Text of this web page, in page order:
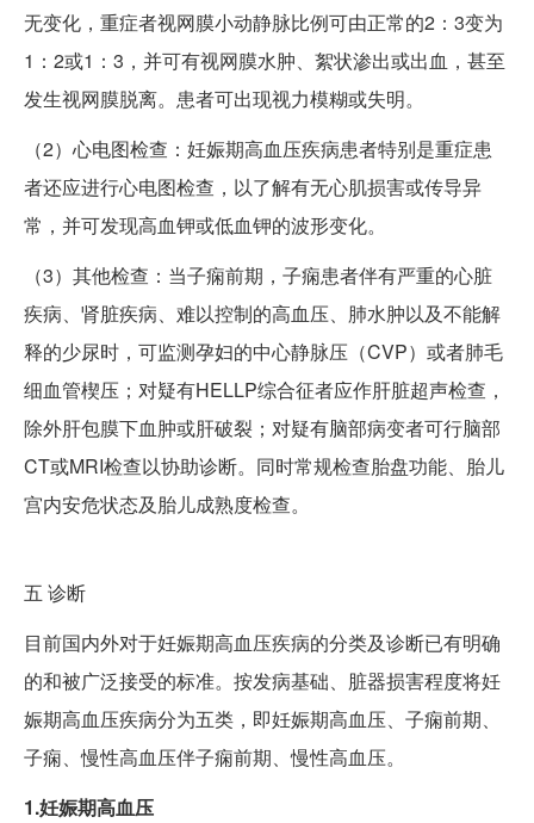
无变化，重症者视网膜小动静脉比例可由正常的2：3变为
1：2或1：3，并可有视网膜水肿、絮状渗出或出血，甚至
发生视网膜脱离。患者可出现视力模糊或失明。
（2）心电图检查：妊娠期高血压疾病患者特别是重症患
者还应进行心电图检查，以了解有无心肌损害或传导异
常，并可发现高血钾或低血钾的波形变化。
（3）其他检查：当子痫前期，子痫患者伴有严重的心脏
疾病、肾脏疾病、难以控制的高血压、肺水肿以及不能解
释的少尿时，可监测孕妇的中心静脉压（CVP）或者肺毛
细血管楔压；对疑有HELLP综合征者应作肝脏超声检查，
除外肝包膜下血肿或肝破裂；对疑有脑部病变者可行脑部
CT或MRI检查以协助诊断。同时常规检查胎盘功能、胎儿
宫内安危状态及胎儿成熟度检查。
五 诊断
目前国内外对于妊娠期高血压疾病的分类及诊断已有明确
的和被广泛接受的标准。按发病基础、脏器损害程度将妊
娠期高血压疾病分为五类，即妊娠期高血压、子痫前期、
子痫、慢性高血压伴子痫前期、慢性高血压。
1.妊娠期高血压